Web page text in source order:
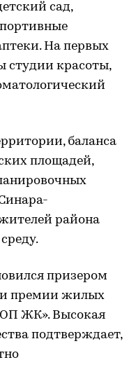
сад,
На первых
студии красоты,
баланса
площадей,
района
призером
премии жилых
ЖК». Высокая
подтверждает,